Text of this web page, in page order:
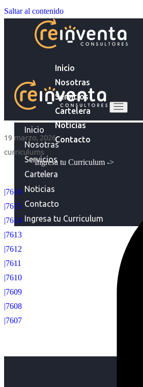
Saltar al contenido
Inicio
Nosotras
Servicios
Cartelera
Noticias
Contacto
Ingresa tu Curriculum ->
Inicio
Nosotras
Servicios
Cartelera
Noticias
Contacto
Ingresa tu Curriculum
19 marzo, 2026
curriculums
|7616
|7615
|7614
|7613
|7612
|7611
|7610
|7609
|7608
|7607